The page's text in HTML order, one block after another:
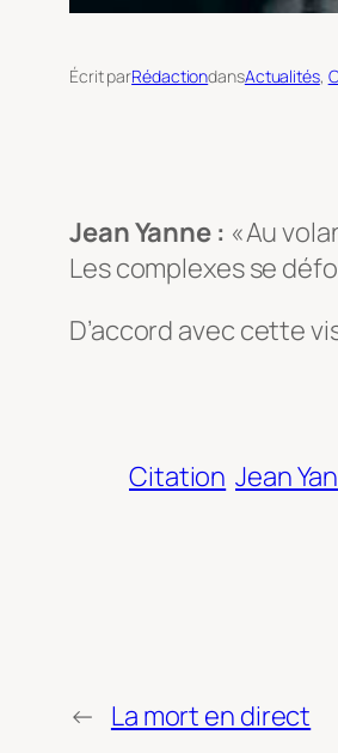
Écrit parRédactiondansActualités,
Jean Yanne : « Au
Les complexes se
D’accord avec cette
Citation Jean
← La mort en direct